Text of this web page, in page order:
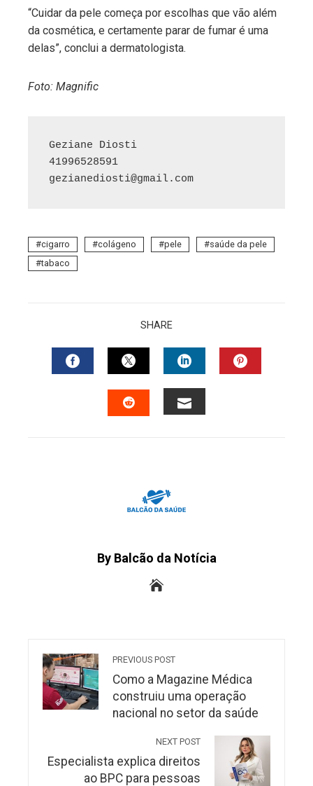
“Cuidar da pele começa por escolhas que vão além
da cosmética, e certamente parar de fumar é uma
delas”, conclui a dermatologista.
Foto: Magnific
Geziane Diosti
gezianediosti@gmail.com
cigarro colágeno pele
saúde da pele
tabaco
SHARE
FACEBOOKTWITTERLINKEDIN
By Balcão da Notícia
PREVIOUS POST
Como a Magazine Médica
construiu uma operação
nacional no setor da saúde
NEXT POST
Especialista explica direitos
ao BPC para pessoas